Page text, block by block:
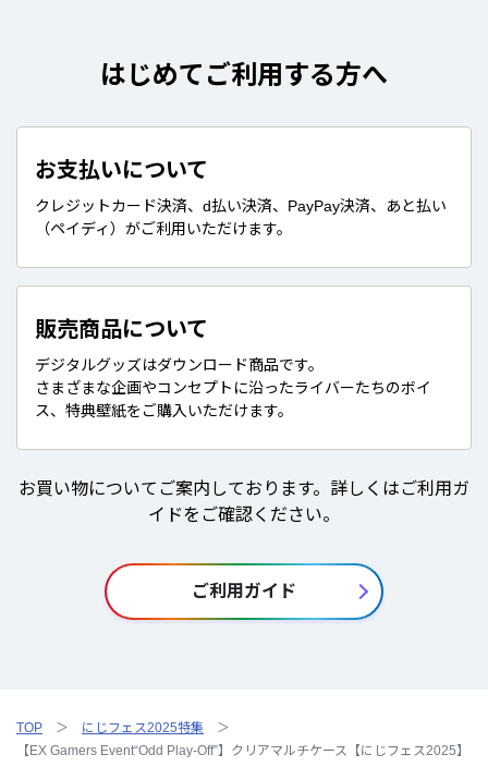
はじめてご利用する方へ
お支払いについて
クレジットカード決済、d払い決済、PayPay決済、あと払い
（ペイディ）がご利用いただけます。
販売商品について
デジタルグッズはダウンロード商品です。
さまざまな企画やコンセプトに沿ったライバーたちのボイ
ス、特典壁紙をご購入いただけます。
お買い物についてご案内しております。詳しくはご利用ガ
イドをご確認ください。
ご利用ガイド
TOP
にじフェス2025特集
【EX Gamers Event“Odd Play-Off”】クリアマルチケース【にじフェス2025】